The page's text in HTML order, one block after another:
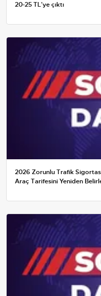
20-25 TL'ye çıktı
2026 Zorunlu Trafik
Araç Tarifesini Yeniden